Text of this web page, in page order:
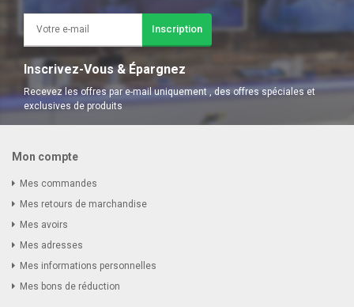
Inscription
Inscrivez-Vous & Épargnez
Recevez les offres par e-mail uniquement , des offres spéciales et
exclusives de produits
Mon compte
Mes commandes
Mes retours de marchandise
Mes avoirs
Mes adresses
Mes informations personnelles
Mes bons de réduction